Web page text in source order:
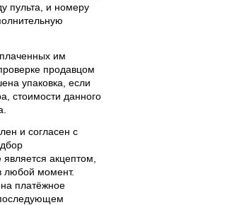
пульта, и номеру
им
продавцом
упаковка, если
стоимости данного
и согласен с
акцептом,
любой момент.
платёжное
последующем